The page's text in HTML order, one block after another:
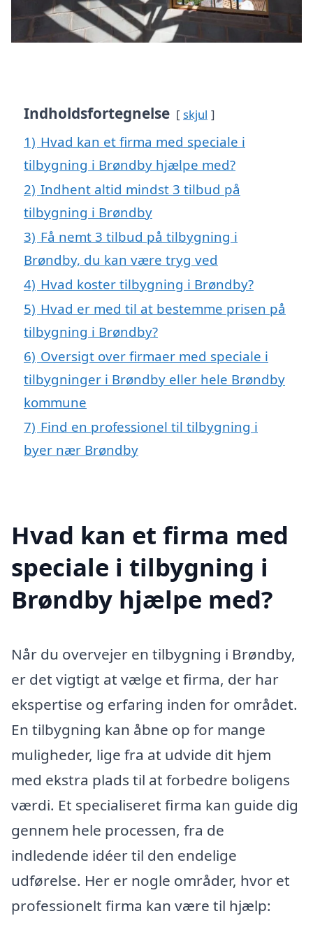
Indholdsfortegnelse skjul
1) Hvad kan et firma med speciale i
tilbygning i Brøndby hjælpe med?
2) Indhent altid mindst 3 tilbud på
tilbygning i Brøndby
3) Få nemt 3 tilbud på tilbygning i
Brøndby, du kan være tryg ved
4) Hvad koster tilbygning i Brøndby?
5) Hvad er med til at bestemme prisen på
tilbygning i Brøndby?
6) Oversigt over firmaer med speciale i
tilbygninger i Brøndby eller hele Brøndby
kommune
7) Find en professionel til tilbygning i
byer nær Brøndby
Hvad kan et firma med
speciale i tilbygning i
Brøndby hjælpe med?
Når du overvejer en tilbygning i Brøndby,
er det vigtigt at vælge et firma, der har
ekspertise og erfaring inden for området.
En tilbygning kan åbne op for mange
muligheder, lige fra at udvide dit hjem
med ekstra plads til at forbedre boligens
værdi. Et specialiseret firma kan guide dig
gennem hele processen, fra de
indledende idéer til den endelige
udførelse. Her er nogle områder, hvor et
professionelt firma kan være til hjælp: